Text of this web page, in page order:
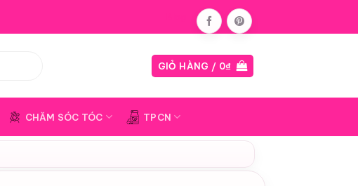
GIỎ HÀNG / 0₫
CHĂM SÓC TÓC TPCN